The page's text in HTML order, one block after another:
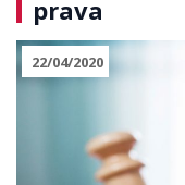
prava
22/04/2020